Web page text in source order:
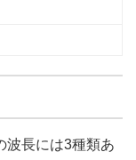
波長には3種類あ